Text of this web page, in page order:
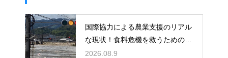
国際協力による農業支援のリアル
な現状！食料危機を救うための最
前線
2026.08.9